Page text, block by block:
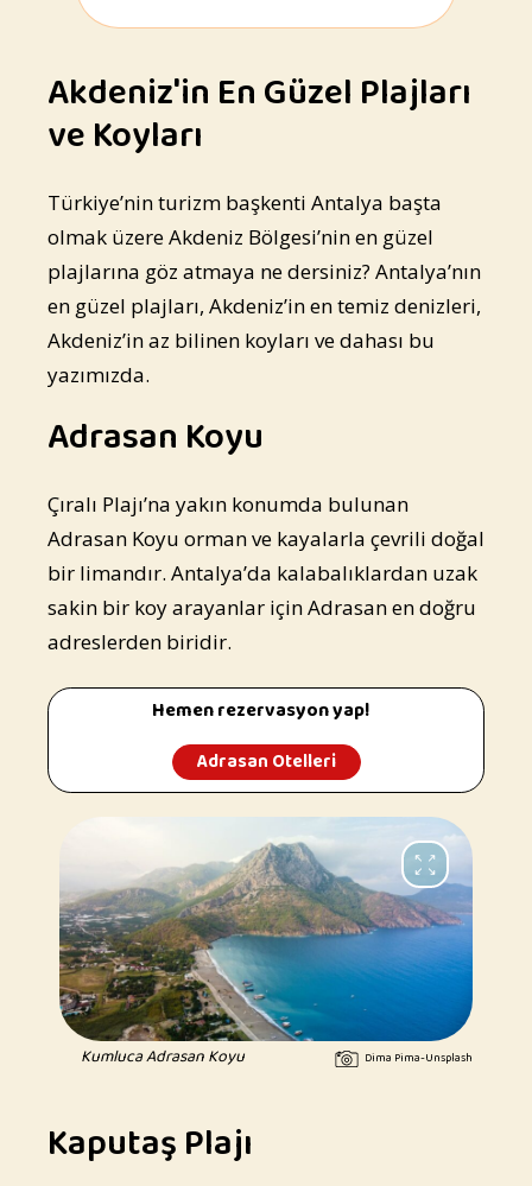
Akdeniz'in En Güzel Plajları
ve Koyları
Türkiye’nin turizm başkenti Antalya başta
olmak üzere Akdeniz Bölgesi’nin en güzel
plajlarına göz atmaya ne dersiniz? Antalya’nın
en güzel plajları, Akdeniz’in en temiz denizleri,
Akdeniz’in az bilinen koyları ve dahası bu
yazımızda.
Adrasan Koyu
Çıralı Plajı’na yakın konumda bulunan
Adrasan Koyu orman ve kayalarla çevrili doğal
bir limandır. Antalya’da kalabalıklardan uzak
sakin bir koy arayanlar için Adrasan en doğru
adreslerden biridir.
Hemen rezervasyon yap!
Adrasan Otelleri
Kumluca Adrasan Koyu Dima Pima-Unsplash
Kaputaş Plajı